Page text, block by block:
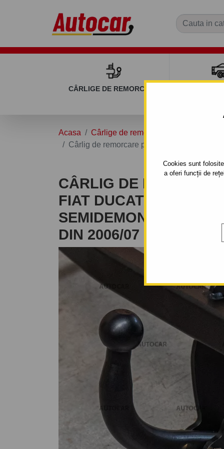
Cookies sunt
a oferi funcții de
CÂRLIGE DE REMORCARE
Acasa Cârlige de remorcare
Cârlig de remorcare pentru FIAT DUCATO
CÂRLIG DE
FIAT DUCATO - DUBĂ
SEMIDEMONTABIL -
DIN 2006/07 -